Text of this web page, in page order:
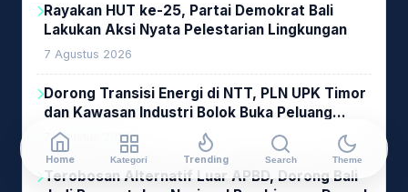
Rayakan HUT ke-25, Partai Demokrat Bali
Lakukan Aksi Nyata Pelestarian Lingkungan
7 Agustus 2026
Dorong Transisi Energi di NTT, PLN UPK Timor
dan Kawasan Industri Bolok Buka Peluang
Investasi Woodchip untuk Cofiring PLTU Bolok
7 Agustus 2026
Terobosan Alternatif Luar APBD, Dorong Bali
Home Kategori Trending Search Theme